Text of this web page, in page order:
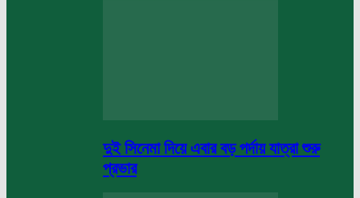
দুই সিনেমা দিয়ে এবার বড় পর্দায় যাত্রা শুরু
প্রভার